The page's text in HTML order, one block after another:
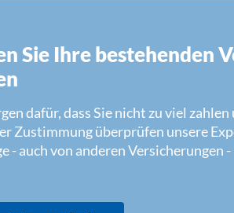
Sie Ihre bestehenden
dafür, dass Sie nicht zu viel
Zustimmung überprüfen unsere
- auch von anderen Versicherungen